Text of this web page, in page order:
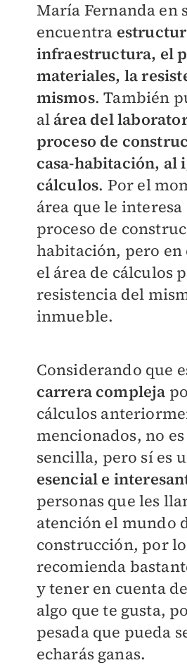
María Fernanda en
encuentra
infraestructura, el
materiales, la
mismos. También
al área del
proceso de
casa-habitación, al
cálculos. Por el
área que le interesa
proceso de
habitación, pero en
el área de cálculos
resistencia del
inmueble.
Considerando que
carrera compleja
cálculos
mencionados, no
sencilla, pero sí es
esencial e
personas que les
atención el mundo
construcción, por
recomienda
y tener en cuenta
algo que te gusta,
pesada que pueda
echarás ganas.